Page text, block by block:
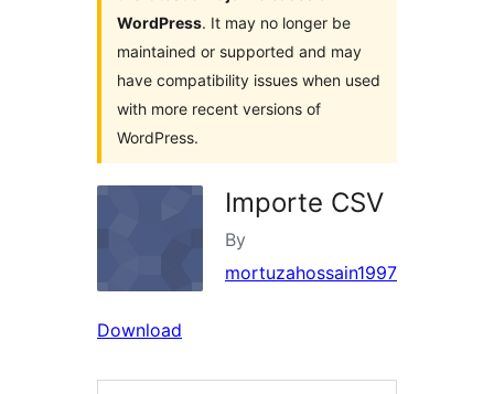
WordPress. It may no longer be
maintained or supported and may
have compatibility issues when used
with more recent versions of
WordPress.
Importe CSV
By
mortuzahossain1997
Download